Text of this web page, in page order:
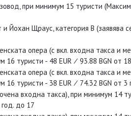
при минимум 15 туристи
Щраус, категория B (заявява
опера (с вкл. входна такса и
туристи - 48 EUR ∕ 93.88 BGN от
опера (с вкл. входна такса и
туристи - 38 EUR ∕ 74.32 BGN от 3
входна такса), при минимум 14
до 17